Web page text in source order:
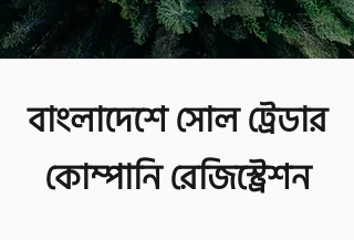
বাংলাদেশে সোল ট্রেডার
কোম্পানি রেজিস্ট্রেশন